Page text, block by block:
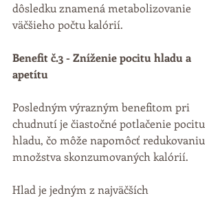
dôsledku znamená metabolizovanie
väčšieho počtu kalórií.
Benefit č.3 - Zníženie pocitu hladu a
apetítu
Posledným výrazným benefitom pri
chudnutí je čiastočné potlačenie pocitu
hladu, čo môže napomôcť redukovaniu
množstva skonzumovaných kalórií.
Hlad je jedným z najväčších